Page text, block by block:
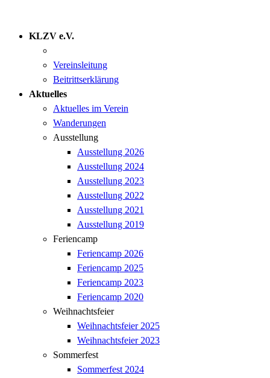
KLZV e.V.
Vereinsleitung
Beitrittserklärung
Aktuelles
Aktuelles im Verein
Wanderungen
Ausstellung
Ausstellung 2026
Ausstellung 2024
Ausstellung 2023
Ausstellung 2022
Ausstellung 2021
Ausstellung 2019
Feriencamp
Feriencamp 2026
Feriencamp 2025
Feriencamp 2023
Feriencamp 2020
Weihnachtsfeier
Weihnachtsfeier 2025
Weihnachtsfeier 2023
Sommerfest
Sommerfest 2024